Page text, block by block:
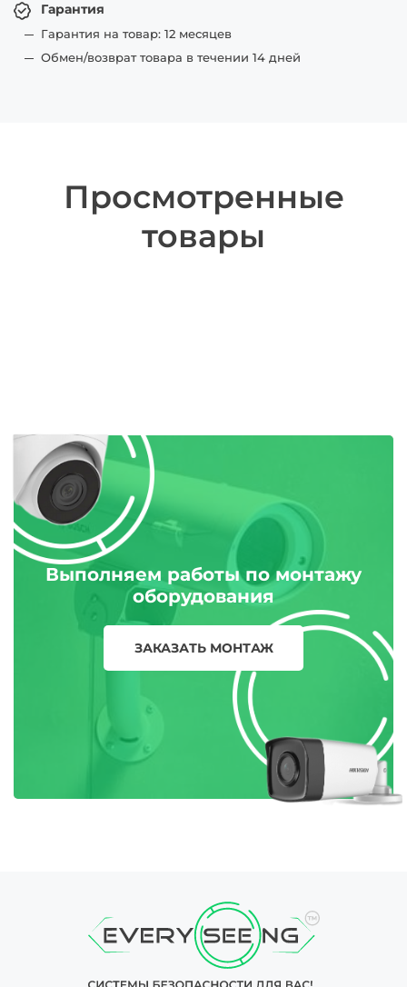
Гарантия
Гарантия на товар: 12 месяцев
Обмен/возврат товара в течении 14 дней
Просмотренные
товары
Выполняем работы по монтажу
оборудования
ЗАКАЗАТЬ МОНТАЖ